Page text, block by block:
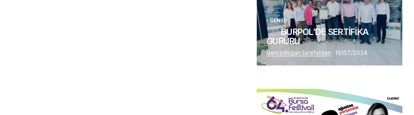
GENEL
BURPOL’DE SERTİFİKA
GURURU
denizdogan tarafından 19/07/2024